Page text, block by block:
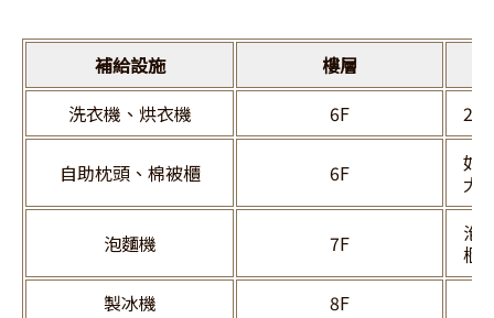
補給設施
樓層
洗衣機、烘衣機
6F
自助枕頭、棉被櫃 6F
如
大
泡麵機 7F
泡
櫃
製冰機
8F